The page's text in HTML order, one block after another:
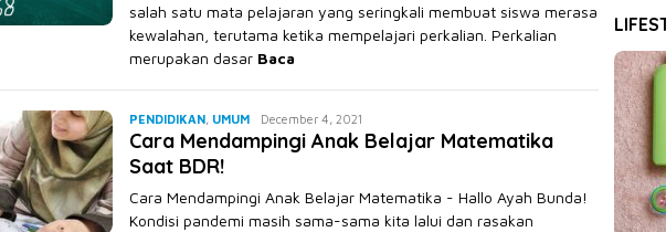
salah satu mata pelajaran yang seringkali membuat siswa merasa
kewalahan, terutama ketika mempelajari perkalian. Perkalian
merupakan dasar Baca
PENDIDIKAN, UMUMAgeng
Triyono
December 4, 2021
Cara Mendampingi Anak Belajar Matematika
Saat BDR!
Cara Mendampingi Anak Belajar Matematika - Hallo Ayah Bunda!
Kondisi pandemi masih sama-sama kita lalui dan rasakan